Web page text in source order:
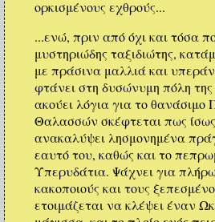
ορκισμένους εχθρούς...
...ενώ, πριν από όχι και τόσα
μυστηριώδης ταξιδιώτης,
με πράσινα μαλλιά και
φτάνει στη δυσώνυμη πόλη
ακούει λόγια για το θανάσιμο
Θαλασσών σκέφτεται πως
ανακαλύψει λησμονημένα
εαυτό του, καθώς και το
Υπερυδάτια. Ψάχνει για
κακοποιούς και τους
ετοιμάζεται να κλέψει έναν